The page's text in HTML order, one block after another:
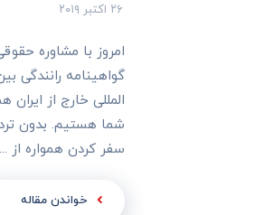
۲۶ اکتبر ۲۰۱۹
امروز با مشاوره
گواهینامه رانندگی
المللی خارج از ایران
شما هستیم. بدون
سفر کردن همواره از ...
خواندن مقاله